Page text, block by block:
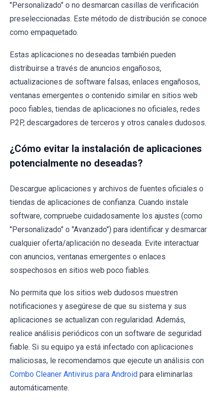
"Personalizado" o no desmarcan casillas de verificación
preseleccionadas. Este método de distribución se conoce
como empaquetado.
Estas aplicaciones no deseadas también pueden
distribuirse a través de anuncios engañosos,
actualizaciones de software falsas, enlaces engañosos,
ventanas emergentes o contenido similar en sitios web
poco fiables, tiendas de aplicaciones no oficiales, redes
P2P, descargadores de terceros y otros canales dudosos.
¿Cómo evitar la instalación de aplicaciones
potencialmente no deseadas?
Descargue aplicaciones y archivos de fuentes oficiales o
tiendas de aplicaciones de confianza. Cuando instale
software, compruebe cuidadosamente los ajustes (como
"Personalizado" o "Avanzado") para identificar y desmarcar
cualquier oferta/aplicación no deseada. Evite interactuar
con anuncios, ventanas emergentes o enlaces
sospechosos en sitios web poco fiables.
No permita que los sitios web dudosos muestren
notificaciones y asegúrese de que su sistema y sus
aplicaciones se actualizan con regularidad. Además,
realice análisis periódicos con un software de seguridad
fiable. Si su equipo ya está infectado con aplicaciones
maliciosas, le recomendamos que ejecute un análisis con
Combo Cleaner Antivirus para Android para eliminarlas
automáticamente.